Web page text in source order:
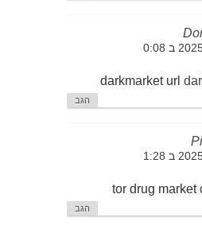
darkmarket url
הגב
tor drug market
הגב